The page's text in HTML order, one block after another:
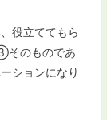
役立ててもら
そのものであ
ションになり